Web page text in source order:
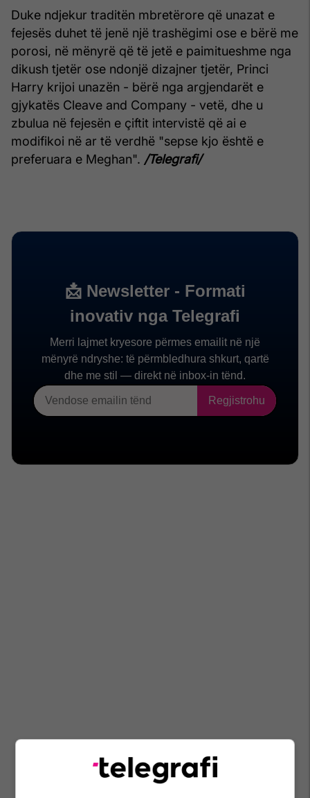
Duke ndjekur traditën mbretërore që unazat e
fejesës duhet të jenë një trashëgimi ose e bërë me
porosi, në mënyrë që të jetë e paimitueshme nga
dikush tjetër ose ndonjë dizajner tjetër, Princi
Harry krijoi unazën - bërë nga argjendarët e
gjykatës Cleave and Company - vetë, dhe u
zbulua në fejesën e çiftit intervistë që ai e
modifikoi në ar të verdhë "sepse kjo është e
preferuara e Meghan". /Telegrafi/